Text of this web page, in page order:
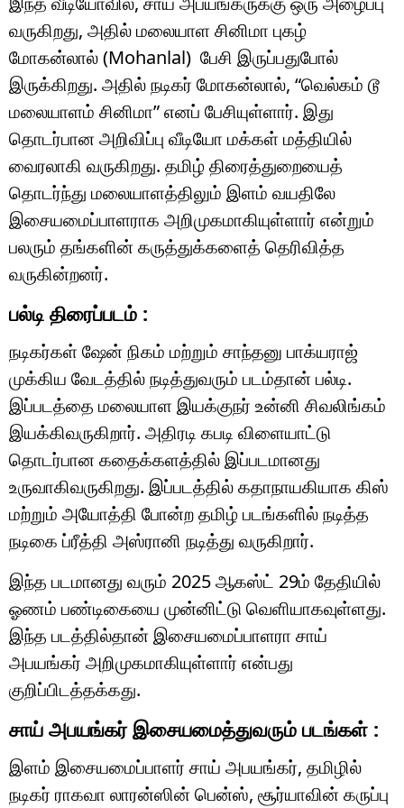
வருகிறது, அதில் மலையாள சினிமா புகழ்
மோகன்லால் (Mohanlal) பேசி இருப்பதுபோல்
இருக்கிறது. அதில் நடிகர் மோகன்லால், “வெல்கம் டூ
மலையாளம் சினிமா” எனப் பேசியுள்ளார். இது
தொடர்பான அறிவிப்பு வீடியோ மக்கள் மத்தியில்
வைரலாகி வருகிறது. தமிழ் திரைத்துறையைத்
தொடர்ந்து மலையாளத்திலும் இளம் வயதிலே
இசையமைப்பாளராக அறிமுகமாகியுள்ளார் என்றும்
பலரும் தங்களின் கருத்துக்களைத் தெரிவித்த
வருகின்றனர்.
பல்டி திரைப்படம் :
நடிகர்கள் ஷேன் நிகம் மற்றும் சாந்தனு பாக்யராஜ்
முக்கிய வேடத்தில் நடித்துவரும் படம்தான் பல்டி.
இப்படத்தை மலையாள இயக்குநர் உன்னி சிவலிங்கம்
இயக்கிவருகிறார். அதிரடி கபடி விளையாட்டு
தொடர்பான கதைக்களத்தில் இப்படமானது
உருவாகிவருகிறது. இப்படத்தில் கதாநாயகியாக கிஸ்
மற்றும் அயோத்தி போன்ற தமிழ் படங்களில் நடித்த
நடிகை ப்ரீத்தி அஸ்ரானி நடித்து வருகிறார்.
இந்த படமானது வரும் 2025 ஆகஸ்ட் 29ம் தேதியில்
ஓணம் பண்டிகையை முன்னிட்டு வெளியாகவுள்ளது.
இந்த படத்தில்தான் இசையமைப்பாளரா சாய்
அபயங்கர் அறிமுகமாகியுள்ளார் என்பது
குறிப்பிடத்தக்கது.
சாய் அபயங்கர் இசையமைத்துவரும் படங்கள் :
இளம் இசையமைப்பாளர் சாய் அபயங்கர், தமிழில்
நடிகர் ராகவா லாரன்ஸின் பென்ஸ், சூர்யாவின் கருப்பு